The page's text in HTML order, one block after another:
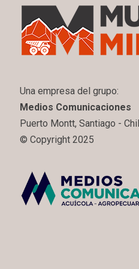
Una empresa del grupo:
Medios Comunicaciones
Puerto Montt, Santiago -
© Copyright 2025